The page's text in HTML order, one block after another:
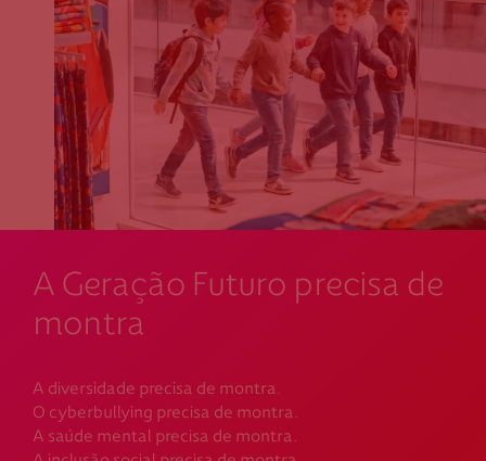
A Geração Futuro precisa de
montra
A diversidade precisa de montra.
O cyberbullying precisa de montra.
A saúde mental precisa de montra.